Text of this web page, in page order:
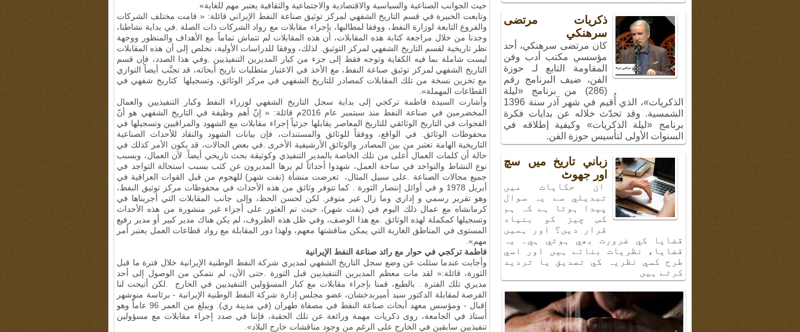
حيث الجوانب الصناعية والسياسية والاقتصادية والاجتماعية والثقافية يعتبر مهم للغاية»
وتابعت الخبيرة في قسم التاريخ الشفهي لمركز توثيق صناعة النفط الإيراني قائلة: « قامت مختلف الشركات
والفروع التابعة لوزارة النفط، ووفقا لمطالبها، بإجراء مقابلات مع رواد الشركات ذات الصلة
في بداية نشاطنا،
وجدنا من خلال مراجعة كتابة هذه المقابلات، أن هذه المقابلات لم تتماش تماماً مع الأهداف والمنظور ووجهة
نظر تاريخية لقسم التاريخ الشفهي لمركز التوثيق
لذلك، ووفقا للدراسات الأولية، نخلص إلى أن هذه المقابلات
ليست شاملة بما فيه الكفاية وتوجه فقط إلى جزء من كبار المديرين التنفيذيين
وفي هذا الصدد، فإن قسم
التاريخ الشفهي لمركز توثيق صناعة النفط، مع الأخذ في الاعتبار متطلبات تاريخ أبحاثه، قد تجنَّب أيضاً التوازي
مع تخزين نسخة من تلك المقابلات كمصادر للتاريخ الشفهي في مركز الوثائق، وتسجيلها كتاريخ شفهي في
القطاعات المهملة».
وأشارت السيدة فاطمة تركجي إلى بداية سجل التاريخ الشفهي لوزراء النفط وكبار التنفيذيين والعمال
المخضرمين في صناعة النفط منذ سبتمبر عام 2016م قائلة: « إنّ أهم وظيفة في التاريخ الشفهي هو أنّ
الفجوات في التاريخ الوثائقي للتاريخ المعاصر يقابلها جزئياً إجراء مقابلات مع الشهود والمراقبين وتسجيلها في
محفوظات الوثائق. في الواقع، ووفقاً للوثائق والمستندات، فإن بيانات الشهود والنقاد للأحداث الصناعية
التاريخية الهامة تعتبر من بين المصادر والوثائق الأرشيفية الأخرى
في بعض الحالات، قد يكون الأمر كذلك في
حالة أن كلمات العمال أعلى من تلك الخاصة بالمدير التنفيذي وكوثيقة بحث تاريخي أيضاً. لأن العمال، وبسبب
نوع النشاط والتواجد في ساحة العمل، شهدوا أحداثاً لم يرها المديرون عن كثب بسبب استحالة التواجد في
جميع مجالات الصناعة
على سبيل المثال، تعرضت منشأة (نفت شهر) للهجوم من قبل القوات العراقية في
أبريل 1978 و في أوائل إنتصار الثورة
كما تتوفر وثائق من هذه الأحداث في محفوظات مركز توثيق النفط،
وهو تقرير رسمي و إداري وما زال غير متوفر
لكن لحسن الحظ، وإلى جانب المقابلات التي أجريناها في
كرمانشاه مع عمال ذلك اليوم في (نفت شهر)، حيث تم العثور على أجزاء غير منشورة من هذه الأحداث
وتسجيلها كمكملة لهذه الوثائق
مع هذا الوصف، وفي ظل هذه الظروف، لم يكن هناك مدير كبير أو مدير رفيع
المستوى في المناطق الغازية التي يمكن مناقشتها معهم، ولهذا دور المقابلة مع رواد قطاعات العمل يعتبر أمر
مهم».
فاطمة تركجي في حوار مع رائد صناعة النفط الإيرانية
وأجابت عندما سئلت عن وضع سجل التاريخ الشفهي لمديري شركة النفط الوطنية الإيرانية خلال فترة ما قبل
الثورة، قائلة:« لقد مات معظم المديرين التنفيذيين قبل الثورة
حتى الآن، لم نتمكن من الوصول إلى أحد
مديري تلك الفترة
بالطبع، قمنا بإجراء مقابلات مع كبار المسؤولين التنفيذيين في الخارج
لكن أتيحت لنا
الفرصة لمقابلة الدكتور سيد أميربدخشان، عضو مجلس إدارة شركة النفط الوطنية الإيرانية - برئاسة منوشهر
إقبال - ومؤسس معهد أبحاث صناعة النفط في مصفاة طهران (في مدينة ري). ويبلغ من العمر 96 عاماً وهو
أستاذ في الجامعة، روى ذكريات مهمة ورائعة عن تلك الحقبة، فإننا في صدد إجراء مقابلات مع مسؤولين
تنفيذيين سابقين في الخارج على الرغم من وجود مناقشات خارج البلاد».
ذكريات مرتضى
سرهنكي
كان مرتضى سرهنكي، أحد
مؤسسي مكتب أدب وفن
المقاومة التابع لـ حوزة
الفن، ضيف البرنامج رقم
(286) من برنامج «ليلة
الذكريات»، الذي أُقيم في شهر آذر سنة 1396
الشمسية. وقد تحدّث خلاله عن بدايات فكرة
برنامج «ليلة الذكريات» وكيفية إطلاقه في
السنوات الأولى لتأسيس حوزة الفن.
زباني تاريخ ميں سچ
اور جھوٹ
ان حكايات ميں
تبديلي سے يہ سوال
پيدا ہوتا ہے كہ ہم
كس چيز كو بنياد
قرار ديں؟ اور ہميں
قضايا كي ضرورت بھي ہوتي ہي۔ يہ
قضايا، نظريات بناتے ہيں اور اسي
طرح كسي نظريہ كي تصديق يا ترديد
كرتے ہيں